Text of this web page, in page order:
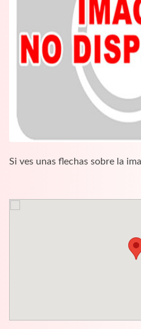
Si ves unas flechas sobre la